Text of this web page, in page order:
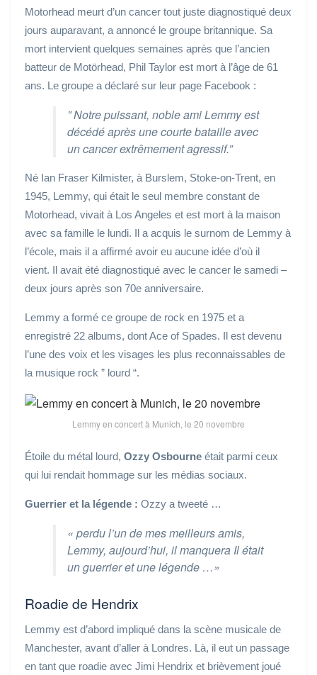
Motorhead meurt d’un cancer tout juste diagnostiqué deux
jours auparavant, a annoncé le groupe britannique. Sa
mort intervient quelques semaines après que l’ancien
batteur de Motörhead, Phil Taylor est mort à l’âge de 61
ans. Le groupe a déclaré sur leur page Facebook :
” Notre puissant, noble ami Lemmy est
décédé après une courte bataille avec
un cancer extrêmement agressif.”
Né Ian Fraser Kilmister, à Burslem, Stoke-on-Trent, en
1945, Lemmy, qui était le seul membre constant de
Motorhead, vivait à Los Angeles et est mort à la maison
avec sa famille le lundi. Il a acquis le surnom de Lemmy à
l’école, mais il a affirmé avoir eu aucune idée d’où il
vient. Il avait été diagnostiqué avec le cancer le samedi –
deux jours après son 70e anniversaire.
Lemmy a formé ce groupe de rock en 1975 et a
enregistré 22 albums, dont Ace of Spades. Il est devenu
l’une des voix et les visages les plus reconnaissables de
la musique rock ” lourd “.
Lemmy en concert à Munich, le 20 novembre
Étoile du métal lourd, Ozzy Osbourne était parmi ceux
qui lui rendait hommage sur les médias sociaux.
Guerrier et la légende : Ozzy a tweeté …
« perdu l’un de mes meilleurs amis,
Lemmy, aujourd’hui, il manquera Il était
un guerrier et une légende …»
Roadie de Hendrix
Lemmy est d’abord impliqué dans la scène musicale de
Manchester, avant d’aller à Londres. Là, il eut un passage
en tant que roadie avec Jimi Hendrix et brièvement joué